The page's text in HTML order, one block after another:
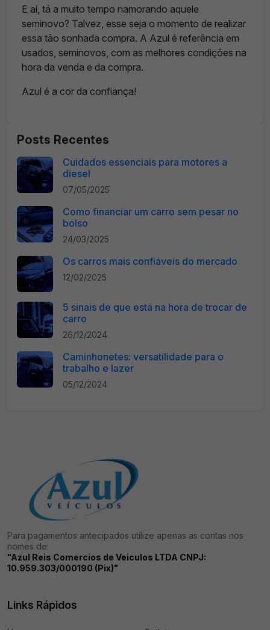
E aí, tá a muito tempo namorando aquele
seminovo? Talvez, esse seja o momento de realizar
essa tão sonhada compra. A Azul é referência em
usados, seminovos, com as melhores condições na
hora da venda e da compra.
Azul é a cor da confiança!
Posts Recentes
Cuidados essenciais para motores a
diesel
07/05/2025
Como financiar um carro sem pesar no
bolso
24/03/2025
Os carros mais confiáveis do mercado
12/02/2025
5 sinais de que está na hora de trocar de
carro
26/12/2024
Caminhonetes: versatilidade para o
trabalho e lazer
05/12/2024
Para pagamentos antecipados utilize apenas as contas nos
nomes de:
"Azul Reis Comercios de Veiculos LTDA CNPJ:
10.959.303/000190 (Pix)"
Links Rápidos